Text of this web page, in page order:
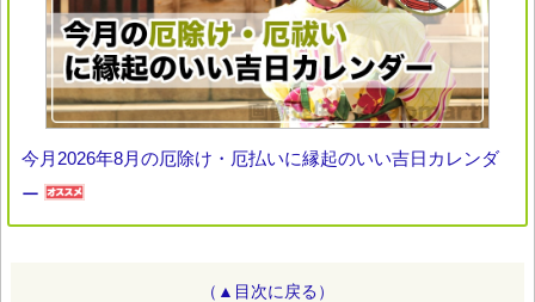
今月2026年8月の厄除け・厄払いに縁起のいい吉日カレンダ
ー
（▲目次に戻る）